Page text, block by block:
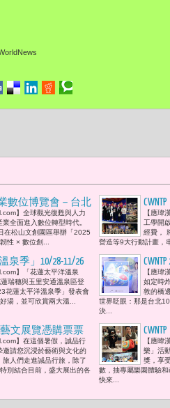
業數位博覽會－台北
動化打造觀光產業
的『女王頭 』」與
完成高精度 3D 建
用，展現國家級數
」
】全球觀光復甦與人力
全面進入數位轉型時代。
在松山文創園區舉辦「2025
性 × 數位創...
『雲
軸(縣
軸，
動。
【應瑋
工學開
經費，
營造等9大行動計畫，
泉季」10/28-11/26
遊縱谷美景 「瑞
美人湯」舒暢身心
】「花蓮太平洋溫泉
瑞穗與玉里安通溫泉區登
花蓮太平洋溫泉季」發表會
湯，並可欣賞兩大溫...
徵選
樂人
的音
【應瑋
如定時
敦的橋
世界眨眼：那是台北
決...
藝文展覽憑購票票
為一千元
】在這個暑假，誠品行
請您沉浸於藝術與文化的
人們走進誠品行旅，除了
別結合目前，盛大展出的各
神巫
【應暐
樂」活
獎，享
數，抽專屬樂園體驗
快來...